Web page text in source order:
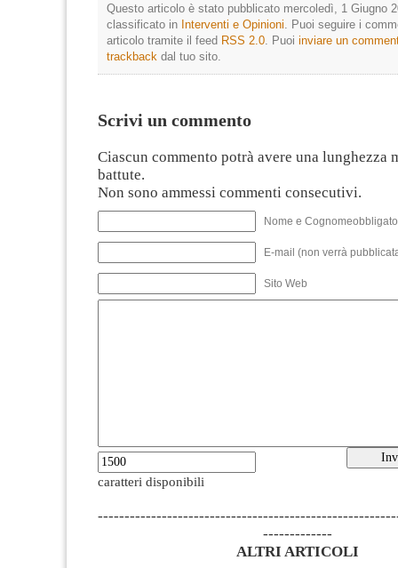
Questo articolo è stato pubblicato mercoledì, 1 Giugno
classificato in Interventi e Opinioni . Puoi seguire i
articolo tramite il feed RSS 2.0 . Puoi inviare un
trackback dal tuo sito.
Scrivi un commento
Ciascun commento potrà avere una lunghezza
battute.
Non sono ammessi commenti consecutivi.
Nome e
E-mail (non verrà
Sito Web
caratteri disponibili
-------------
ALTRI ARTICOLI